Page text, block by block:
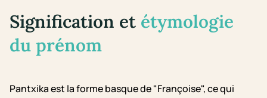
Signification et étymologie
du prénom
Pantxika est la forme basque de "Françoise", ce qui